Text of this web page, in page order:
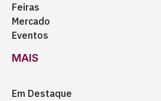
Feiras
Mercado
Eventos
MAIS
Em Destaque